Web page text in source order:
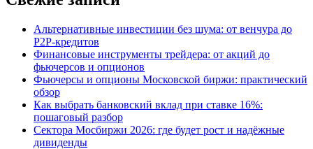
Альтернативные инвестиции без шума: от венчура до
P2P-кредитов
Финансовые инструменты трейдера: от акций до
фьючерсов и опционов
Фьючерсы и опционы Московской биржи: практический
обзор
Как выбрать банковский вклад при ставке 16%:
пошаговый разбор
Сектора Мосбиржи 2026: где будет рост и надёжные
дивиденды